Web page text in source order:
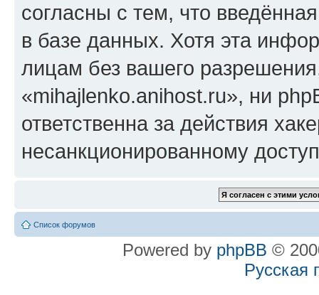
согласны с тем, что
в базе данных. Хотя эта
лицам без вашего
«mihajlenko.anihost.ru», ни
ответственна за действия
несанкционированному
Список форумов
Powered by phpBB ©
Русская